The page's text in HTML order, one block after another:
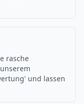
rasche
und lassen